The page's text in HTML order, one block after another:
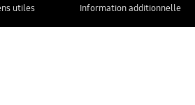
utiles Information additionnelle